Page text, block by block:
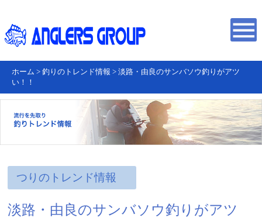
ホーム > 釣りのトレンド情報 > 淡路・由良のサンバソウ釣りがアツ
い！！
つりのトレンド情報
淡路・由良のサンバソウ釣りがアツ